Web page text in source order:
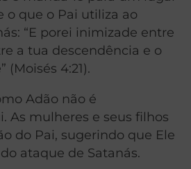
o que o Pai utiliza ao
“E porei inimizade entre
a tua descendência e o
(Moisés 4:21).
Adão não é
As mulheres e seus filhos
do Pai, sugerindo que Ele
ataque de Satanás.